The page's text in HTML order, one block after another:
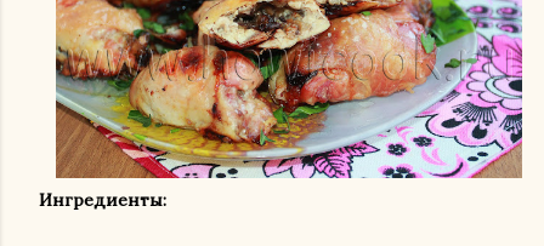
Ингредиенты: